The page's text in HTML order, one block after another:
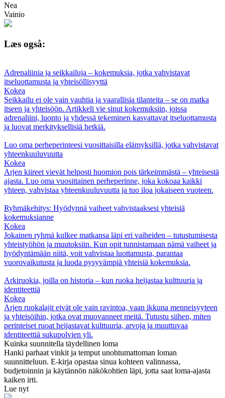
Nea
Vainio
Læs også:
Adrenaliinia ja seikkailuja – kokemuksia, jotka vahvistavat
itseluottamusta ja yhteisöllisyyttä
Kokea
Seikkailu ei ole vain vauhtia ja vaarallisia tilanteita – se on matka
itseen ja yhteisöön. Artikkeli vie sinut kokemuksiin, joissa
adrenaliini, luonto ja yhdessä tekeminen kasvattavat itseluottamusta
ja luovat merkityksellisiä hetkiä.
Luo oma perheperinteesi vuosittaisilla elämyksillä, jotka vahvistavat
yhteenkuuluvuutta
Kokea
Arjen kiireet vievät helposti huomion pois tärkeimmästä – yhteisestä
ajasta. Luo oma vuosittainen perheperinne, joka kokoaa kaikki
yhteen, vahvistaa yhteenkuuluvuutta ja tuo iloa jokaiseen vuoteen.
Ryhmäkehitys: Hyödynnä vaiheet vahvistaaksesi yhteisiä
kokemuksianne
Kokea
Jokainen ryhmä kulkee matkansa läpi eri vaiheiden – tutustumisesta
yhteistyöhön ja muutoksiin. Kun opit tunnistamaan nämä vaiheet ja
hyödyntämään niitä, voit vahvistaa luottamusta, parantaa
vuorovaikutusta ja luoda pysyvämpiä yhteisiä kokemuksia.
Arkiruokia, joilla on historia – kun ruoka heijastaa kulttuuria ja
identiteettiä
Kokea
Arjen ruokalajit eivät ole vain ravintoa, vaan ikkuna menneisyyteen
ja yhteisöihin, jotka ovat muovanneet meitä. Tutustu siihen, miten
perinteiset ruoat heijastavat kulttuuria, arvoja ja muuttuvaa
identiteettiä sukupolvien yli.
Kuinka suunnitella täydellinen loma
Hanki parhaat vinkit ja temput unohtumattoman loman
suunnitteluun. E-kirja opastaa sinua kohteen valinnassa,
budjetoinnin ja käytännön näkökohtien läpi, jotta saat loma-ajasta
kaiken irti.
Lue nyt